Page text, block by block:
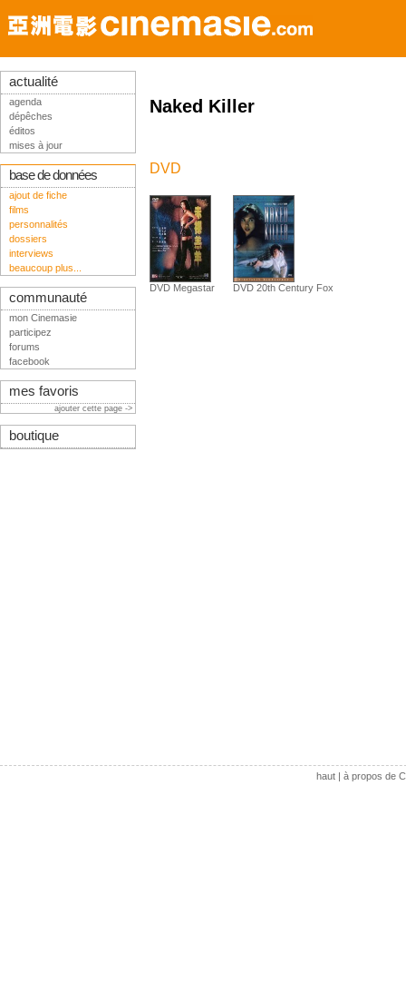
Naked Killer
DVD
DVD Megastar DVD 20th Century Fox
actualité
agenda
dépêches
éditos
mises à jour
base de données
ajout de fiche
films
personnalités
dossiers
interviews
beaucoup plus...
communauté
mon Cinemasie
participez
forums
facebook
mes favoris
ajouter cette page ->
boutique
haut| à propos de